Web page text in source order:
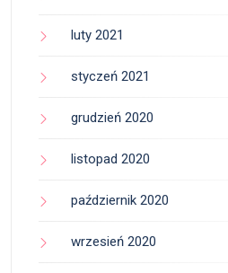
luty 2021
styczeń 2021
grudzień 2020
listopad 2020
październik 2020
wrzesień 2020